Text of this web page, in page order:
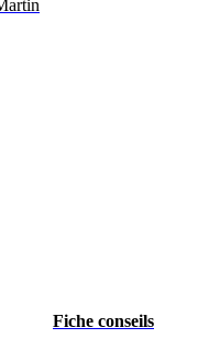
Fiche conseils